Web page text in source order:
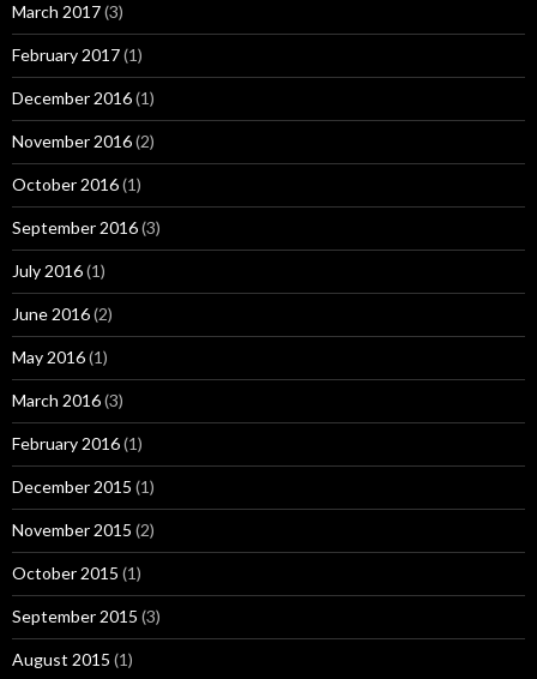
March 2017(3)
February 2017(1)
December 2016(1)
November 2016(2)
October 2016(1)
September 2016(3)
July 2016(1)
June 2016(2)
May 2016(1)
March 2016(3)
February 2016(1)
December 2015 (1)
November 2015 (2)
October 2015 (1)
September 2015 (3)
August 2015 (1)